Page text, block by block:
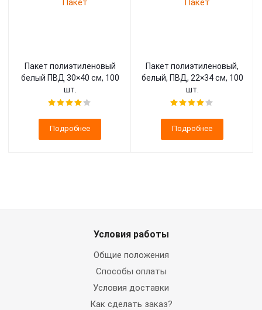
Пакет полиэтиленовый
белый ПВД 30×40 см, 100
шт.
Подробнее
Пакет полиэтиленовый,
белый, ПВД, 22×34 см, 100
шт.
Подробнее
Условия работы
Общие положения
Способы оплаты
Условия доставки
Как сделать заказ?